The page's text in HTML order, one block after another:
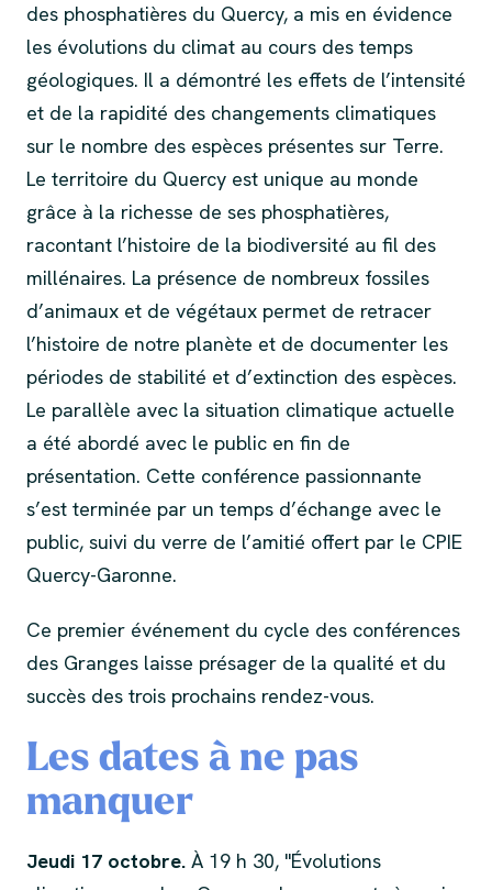
des phosphatières du Quercy, a mis en évidence
les évolutions du climat au cours des temps
géologiques. Il a démontré les effets de l’intensité
et de la rapidité des changements climatiques
sur le nombre des espèces présentes sur Terre.
Le territoire du Quercy est unique au monde
grâce à la richesse de ses phosphatières,
racontant l’histoire de la biodiversité au fil des
millénaires. La présence de nombreux fossiles
d’animaux et de végétaux permet de retracer
l’histoire de notre planète et de documenter les
périodes de stabilité et d’extinction des espèces.
Le parallèle avec la situation climatique actuelle
a été abordé avec le public en fin de
présentation. Cette conférence passionnante
s’est terminée par un temps d’échange avec le
public, suivi du verre de l’amitié offert par le CPIE
Quercy-Garonne.
Ce premier événement du cycle des conférences
des Granges laisse présager de la qualité et du
succès des trois prochains rendez-vous.
Les dates à ne pas
manquer
Jeudi 17 octobre. À 19 h 30, "Évolutions